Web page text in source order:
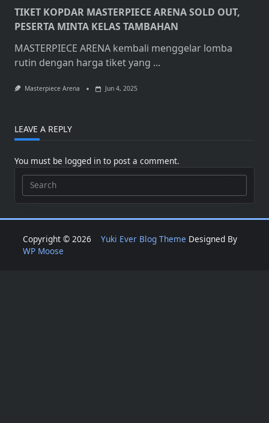
TIKET KOPDAR MASTERPIECE ARENA SOLD OUT,
PESERTA MINTA KELAS TAMBAHAN
MASTERPIECE ARENA kembali menggelar lomba
rutin dengan harga tiket yang ...
Masterpiece Arena Jun 4, 2025
LEAVE A REPLY
You must be logged in to post a comment.
Search
for:
Copyright © 2026 Yuki Ever Blog Theme Designed By
WP Moose